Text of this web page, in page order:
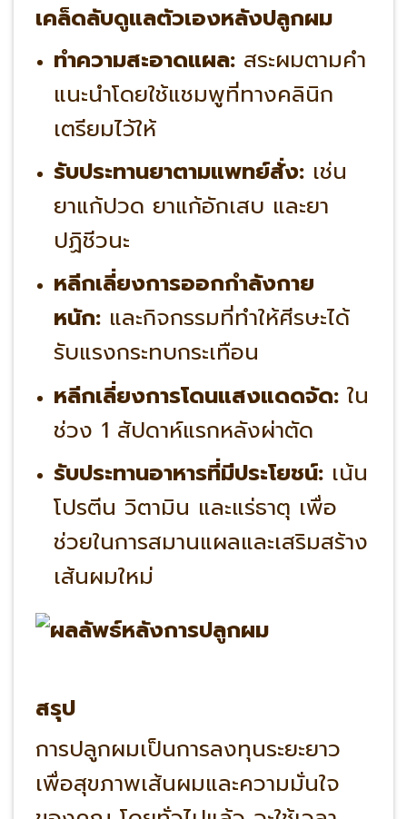
เคล็ดลับดูแลตัวเองหลังปลูกผม
ทำความสะอาดแผล:สระผมตามคำ
แนะนำโดยใช้แชมพูที่ทางคลินิก
เตรียมไว้ให้
รับประทานยาตามแพทย์สั่ง:เช่น
ยาแก้ปวด ยาแก้อักเสบ และยา
ปฏิชีวนะ
หลีกเลี่ยงการออกกำลังกาย
หนัก:และกิจกรรมที่ทำให้ศีรษะได้
รับแรงกระทบกระเทือน
หลีกเลี่ยงการโดนแสงแดดจัด:ใน
ช่วง 1 สัปดาห์แรกหลังผ่าตัด
รับประทานอาหารที่มีประโยชน์:เน้น
โปรตีน วิตามิน และแร่ธาตุ เพื่อ
ช่วยในการสมานแผลและเสริมสร้าง
เส้นผมใหม่
สรุป
การปลูกผมเป็นการลงทุนระยะยาว
เพื่อสุขภาพเส้นผมและความมั่นใจ